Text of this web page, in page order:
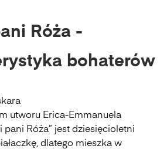
Róża -
bohaterów
utworu Erica-Emmanuela
pani Róża” jest dziesięcioletni
dlatego mieszka w